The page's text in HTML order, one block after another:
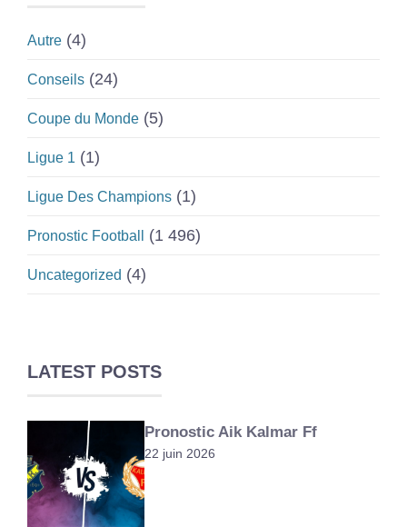
Autre (4)
Conseils (24)
Coupe du Monde (5)
Ligue 1 (1)
Ligue Des Champions (1)
Pronostic Football (1 496)
Uncategorized (4)
LATEST POSTS
Pronostic Aik Kalmar Ff
22 juin 2026